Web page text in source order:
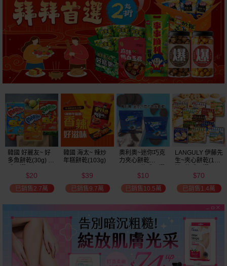
韓國 好麗友~ 好
多魚餅乾(30g) 款
$20
已銷售2.7萬
韓國 海太~ 辣炒
年糕餅乾(103g)
$39
已銷售9.7萬
奧利奧~迷你巧克
力夾心餅乾
美式賣場熱銷
$10
已銷售10.5萬
LANGULY 伊藤先
生~夾心餅乾(1盒
$70
已銷售1.4萬